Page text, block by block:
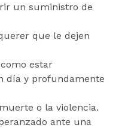
un suministro de
que le dejen
estar
día y profundamente
o la violencia.
ante una